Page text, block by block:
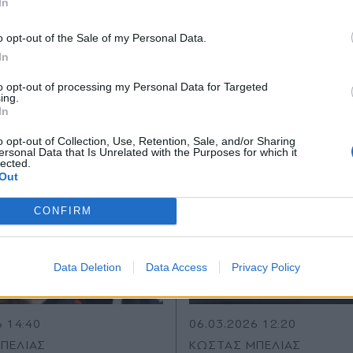
opt-out of the Sale of my Personal Data.
opt-out of processing my Personal Data for Targeted
opt-out of Collection, Use, Retention, Sale, and/or Sharing
Data that Is Unrelated with the Purposes for which it
CONFIRM
Data Deletion Data Access Privacy Policy
NEWSROOM
εντός πόλης
PARAPOLITIKA
(Volkswagen) μιλά
14:40
06.03.2026 12:20
ΚΩΣΤΑΣ ΜΠΕΛΙΑΣ
Αποδέχομαι τουςόρους χρήσης